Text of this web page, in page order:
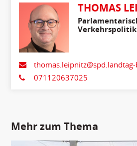
THOMAS
Verkehrspolitik
071120637025
Mehr zum Thema